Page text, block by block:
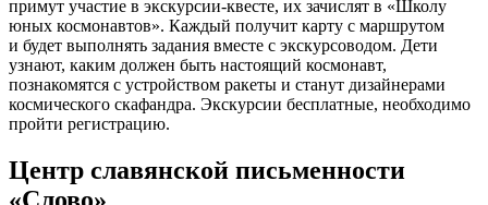
примут участие в экскурсии-квесте, их зачислят в «Школу
юных космонавтов». Каждый получит карту с маршрутом
и будет выполнять задания вместе с экскурсоводом. Дети
узнают, каким должен быть настоящий космонавт,
познакомятся с устройством ракеты и станут дизайнерами
космического скафандра. Экскурсии бесплатные, необходимо
пройти регистрацию.
Центр славянской письменности
«Слово»